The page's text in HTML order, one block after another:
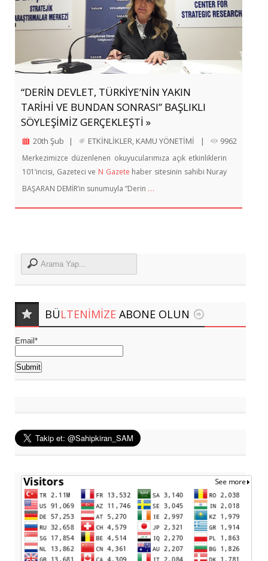
“DERİN DEVLET, TÜRKİYE’NİN YAKIN
TARİHİ VE BUNDAN SONRASI” BAŞLIKLI
SÖYLEŞİMİZ GERÇEKLEŞTİ »
20th Şub | ETKİNLİKLER, KAMU YÖNETİMİ | 9962
Merkezimizce düzenlenen okuyucularımıza açık etkinliklerin
101’incisi, Gazeteci ve N Gazete haber sitesinin sahibi Nuray
BAŞARAN DEMİR’in sunumuyla “Derin …
BÜLTENIMIZE ABONE OLUN
Email*